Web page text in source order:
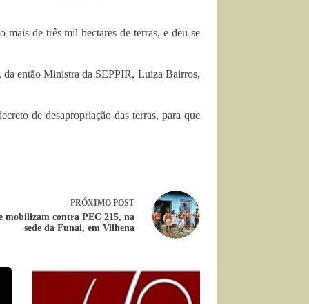
de três mil hectares de terras, e deu-se
então Ministra da SEPPIR, Luiza Bairros,
de desapropriação das terras, para que
PRÓXIMO POST
mobilizam contra PEC 215, na
sede da Funai, em Vilhena